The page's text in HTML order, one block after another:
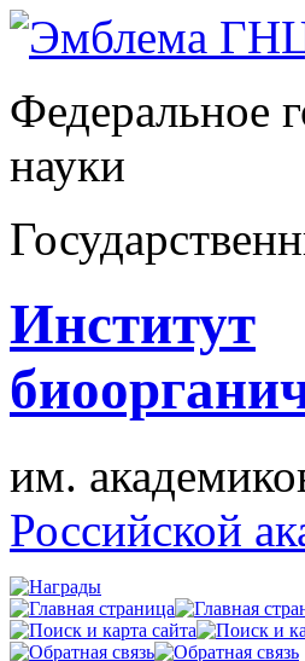
Федеральное
науки
Институт
им.
Российской